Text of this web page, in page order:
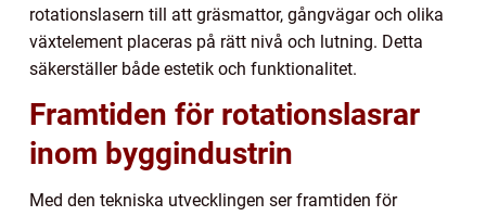
rotationslasern till att gräsmattor, gångvägar och olika
växtelement placeras på rätt nivå och lutning. Detta
säkerställer både estetik och funktionalitet.
Framtiden för rotationslasrar
inom byggindustrin
Med den tekniska utvecklingen ser framtiden för